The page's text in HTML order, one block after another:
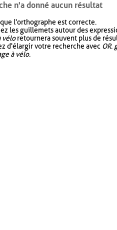
n'a donné aucun résultat
l'orthographe est correcte.
les guillemets autour des
véloretournera souvent plus de
d'élargir votre recherche avec OR.
à vélo.